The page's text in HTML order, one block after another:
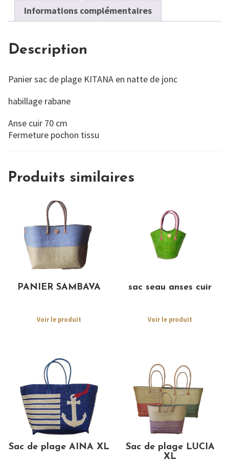
Informations complémentaires
Description
Panier sac de plage KITANA en natte de jonc
habillage rabane
Anse cuir 70 cm
Fermeture pochon tissu
Produits similaires
PANIER SAMBAVA
Voir le produit
sac seau anses cuir
Voir le produit
Sac de plage AINA XL
Sac de plage LUCIA
XL